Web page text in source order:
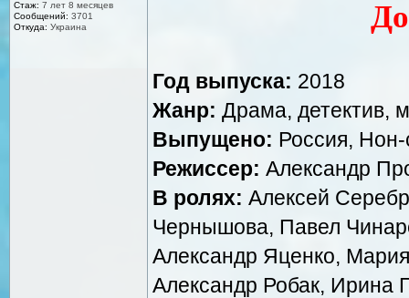
Стаж: 7 лет 8 месяцев
Сообщений: 3701
Откуда: Украина
Год выпуска: 2018
Жанр: Драма, детектив,
Выпущено: Россия,
Режиссер: Александр
В ролях: Алексей
Чернышова, Павел
Александр Яценко,
Александр Робак, Ирина